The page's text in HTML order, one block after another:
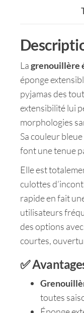
Lagrenouillère
éponge
pyjamas des
extensibilité lui
morphologies
Sa couleur
font une tenue
Elle est
culottes
rapide en fait
utilisateurs
des options
courtes,
✅
toutes